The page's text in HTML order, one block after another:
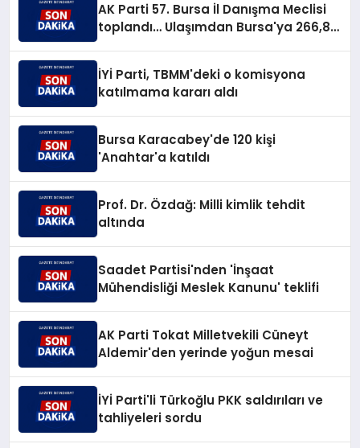
AK Parti 57. Bursa İl Danışma Meclisi
toplandı… Ulaşımdan Bursa'ya 266,8
İYİ Parti, TBMM'deki o komisyona
katılmama kararı aldı
Bursa Karacabey'de 120 kişi
'Anahtar'a katıldı
Prof. Dr. Özdağ: Milli kimlik tehdit
altında
Saadet Partisi'nden 'İnşaat
Mühendisliği Meslek Kanunu' teklifi
AK Parti Tokat Milletvekili Cüneyt
Aldemir'den yerinde yoğun mesai
İYİ Parti'li Türkoğlu PKK saldırıları ve
tahliyeleri sordu